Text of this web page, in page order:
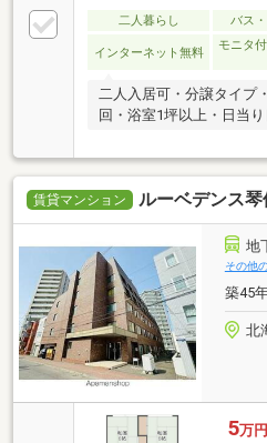
二人暮らし バス
インターネット無料
モニタ
二人入居可・分譲タイプ
回・浴室1坪以上・日当
賃貸マンション ルーベデンス琴
地
その他
築45
北
5万円